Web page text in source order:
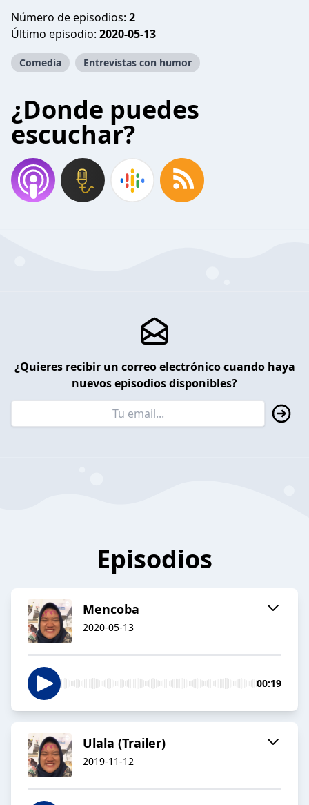
Número de episodios: 2
Último episodio: 2020-05-13
Comedia Entrevistas con humor
¿Donde puedes
escuchar?
¿Quieres recibir un correo electrónico cuando haya
nuevos episodios disponibles?
Episodios
Mencoba
2020-05-13
00:19
Ulala (Trailer)
2019-11-12